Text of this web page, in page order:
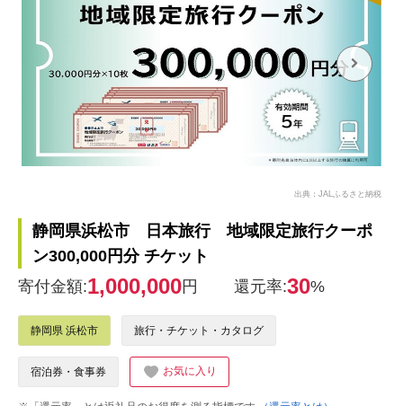
出典：JALふるさと納税
静岡県浜松市 日本旅行 地域限定旅行クーポ
ン300,000円分 チケット
寄付金額:1,000,000円 還元率:30%
静岡県 浜松市 旅行・チケット・カタログ
宿泊券・食事券 お気に入り